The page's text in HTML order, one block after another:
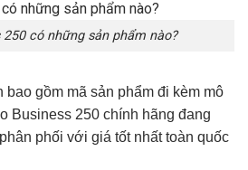
250 có những sản phẩm nào?
gồm mã sản phẩm đi kèm mô
Business 250 chính hãng đang
phân phối với giá tốt nhất toàn quốc